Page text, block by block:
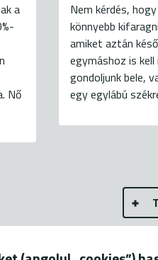
a
Nő
Nem kérdés,
könnyebb
amiket aztán
egymáshoz is
gondoljunk bele,
egy egylábú